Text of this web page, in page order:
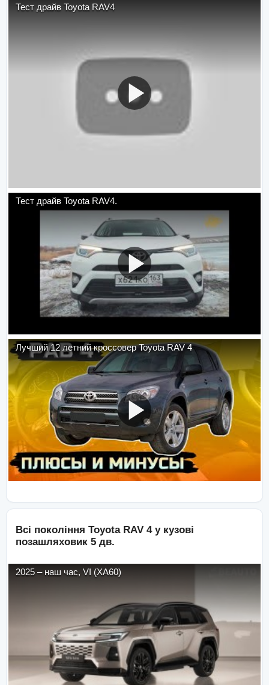
Тест драйв Toyota RAV4
Тест драйв Toyota RAV4.
Лучший 12 летний кроссовер Toyota RAV 4
Всі покоління Toyota RAV 4 у кузові
позашляховик 5 дв.
2025 – наш час, VI (XA60)